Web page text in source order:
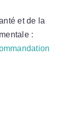
et de la
: